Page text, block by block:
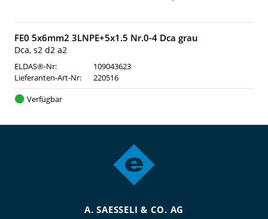
FE0 5x6mm2 3LNPE+5x1.5 Nr.0-4 Dca grau
Dca, s2 d2 a2
ELDAS®-Nr:
109043623
Lieferanten-Art-Nr:
220516
Verfügbar
A. SAESSELI & CO. AG